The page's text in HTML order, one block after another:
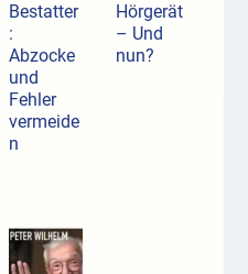
Bestatter
:
Abzocke
und
Fehler
vermeide
n
Hörgerät
– Und
nun?